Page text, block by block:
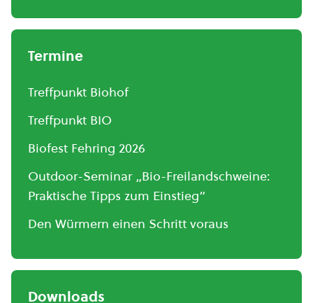
Termine
Treffpunkt Biohof
Treffpunkt BIO
Biofest Fehring 2026
Outdoor-Seminar „Bio-Freilandschweine:
Praktische Tipps zum Einstieg“
Den Würmern einen Schritt voraus
Downloads